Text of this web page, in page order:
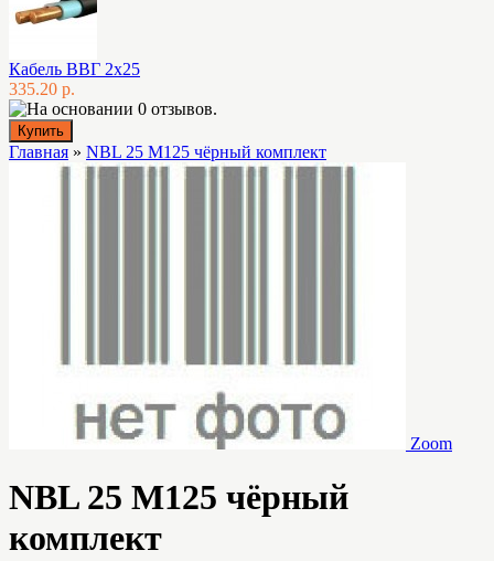
Кабель ВВГ 2х25
335.20 р.
Главная » NBL 25 M125 чёрный комплект
Zoom
NBL 25 M125 чёрный
комплект